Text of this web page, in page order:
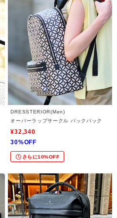
DRESSTERIOR(Men)
オーバーラップサークル バックパック
¥32,340
30%OFF
さらに10%OFF